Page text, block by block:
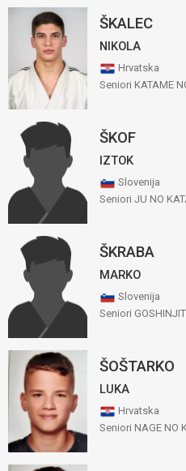
ŠKALEC
NIKOLA
Hrvatska
Seniori KATAME
ŠKOF
IZTOK
Slovenija
Seniori JU NO
ŠKRABA
MARKO
Slovenija
Seniori
ŠOŠTARKO
LUKA
Hrvatska
Seniori NAGE NO